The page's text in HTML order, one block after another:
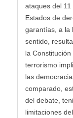
ataques del
Estados de
garantías, a la
sentido,
la
terrorismo
las
comparado,
del debate,
limitaciones